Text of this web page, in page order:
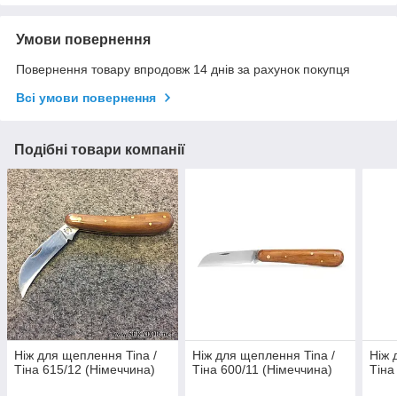
Умови повернення
Повернення товару впродовж 14 днів за рахунок покупця
Всі умови повернення
Подібні товари компанії
Ніж для щеплення Tina /
Тіна 615/12 (Німеччина)
Ніж для щеплення Tina /
Тіна 600/11 (Німеччина)
Ніж